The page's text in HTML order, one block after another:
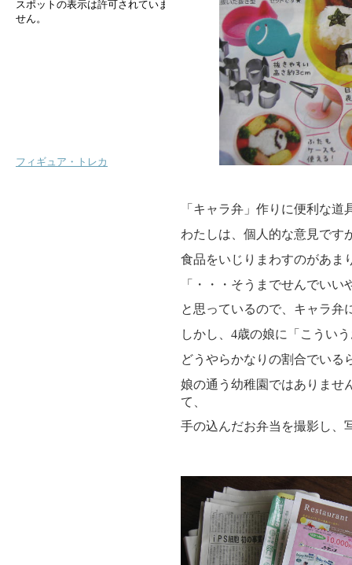
「キャラ弁」作りに便利な道
わたしは、個人的な意見です
食品をいじりまわすのがあま
「・・・そうまでせんでいい
と思っているので、キャラ弁
しかし、4歳の娘に「こうい
どうやらかなりの割合でいる
娘の通う幼稚園ではありませ
て、
手の込んだお弁当を撮影し、
フィギュア・トレカ